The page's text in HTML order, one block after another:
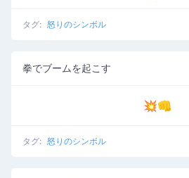
タグ: 怒りのシンボル
拳でブームを起こす
💥👊
タグ: 怒りのシンボル